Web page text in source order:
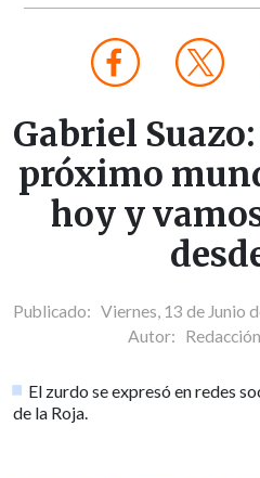
Gabriel
próximo
hoy y
Publicado: Viernes, 13 de Junio
Autor:
El zurdo se expresó en redes
de la Roja.